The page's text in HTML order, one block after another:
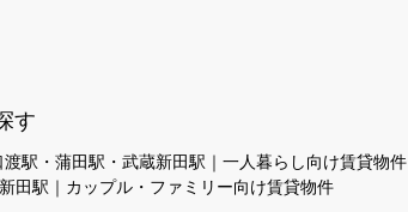
す
渡駅・蒲田駅・武蔵新田駅｜一人暮らし向け賃貸物件
田駅｜カップル・ファミリー向け賃貸物件